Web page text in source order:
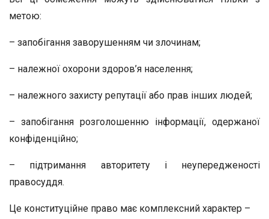
метою:
– запобігання заворушенням чи злочинам;
– належної охорони здоров’я населення;
– належного захисту репутації або прав інших людей;
– запобігання розголошенню інформації, одержаної
конфіденційно;
– підтримання авторитету і неупередженості
правосуддя.
Це конституційне право має комплексний характер –